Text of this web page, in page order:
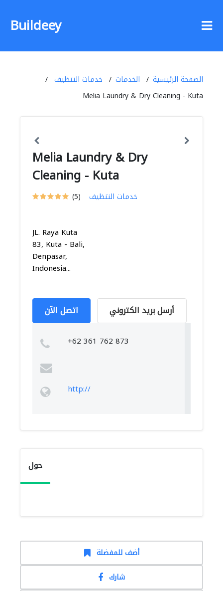
Buildeey
الصفحة الرئيسية الخدمات
خدمات التنظيف
Melia Laundry & Dry Cleaning - Kuta
Melia Laundry & Dry
Cleaning - Kuta
(5) خدمات التنظيف
JL. Raya Kuta
83, Kuta - Bali,
Denpasar,
Indonesia...
اتصل الآن أرسل بريد الكتروني
+62 361 762 873
http://
حول
أضف للمفضلة
شارك